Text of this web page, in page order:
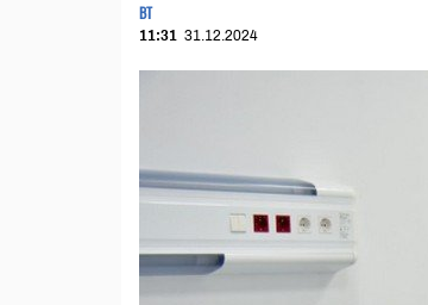
BT
11:31 31.12.2024